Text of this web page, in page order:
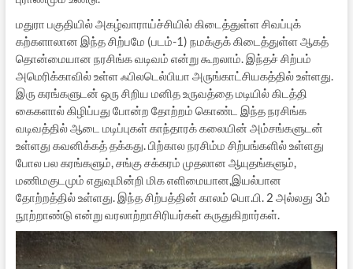
மதுரா பகுதியில் அகழ்வாராய்ச்சியில் கிடைத்துள்ள சிவப்புக்
கற்களாலான இந்த சிற்பமே (படம்-1) நமக்குக் கிடைத்துள்ள ஆகத்
தொன்மையான நரசிங்க வடிவம் என்று கூறலாம். இந்தச் சிற்பம்
அமெரிக்காவில் உள்ள ஃபிலடெல்பியா அருங்காட்சியகத்தில் உள்ளது.
இரு கரங்களுடன் ஒரு சிறிய மனித உருவத்தை மடியில் கிடத்தி
கைகளால் கிழிப்பது போன்ற தோற்றம் கொண்ட இந்த நரசிங்க
வடிவத்தில் ஆடை மடிப்புகள் காந்தாரக் கலையின் அம்சங்களுடன்
உள்ளது கவனிக்கத் தக்கது. பிற்கால நரசிம்ம சிற்பங்களில் உள்ளது
போல பல கரங்களும், சங்கு சக்கரம் முதலான ஆயுதங்களும்,
மணிமகுடமும் எதுவுமின்றி மிக எளிமையான,இயல்பான
தோற்றத்தில் உள்ளது. இந்த சிற்பத்தின் காலம் பொ.பி. 2 அல்லது 3ம்
நூற்றாண்டு என்று வரலாற்றாசிரியர்கள் கருதுகிறார்கள்.